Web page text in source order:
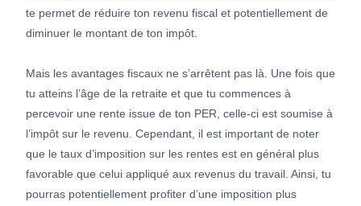
te permet de réduire ton revenu fiscal et potentiellement de
diminuer le montant de ton impôt.
Mais les avantages fiscaux ne s’arrêtent pas là. Une fois que
tu atteins l’âge de la retraite et que tu commences à
percevoir une rente issue de ton PER, celle-ci est soumise à
l’impôt sur le revenu. Cependant, il est important de noter
que le taux d’imposition sur les rentes est en général plus
favorable que celui appliqué aux revenus du travail. Ainsi, tu
pourras potentiellement profiter d’une imposition plus